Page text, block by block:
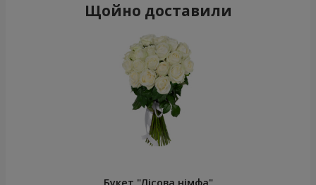
Щойно доставили